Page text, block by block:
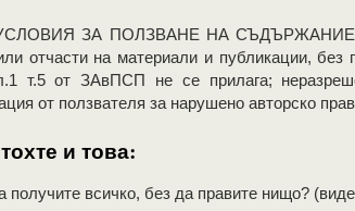
ЗА ПОЛЗВАНЕ НА СЪДЪРЖАНИЕТО
отчасти на материали и публикации, без
т.5 от ЗАвПСП не се прилага;
от ползвателя за нарушено авторско
и това:
получите всичко, без да правите нищо?